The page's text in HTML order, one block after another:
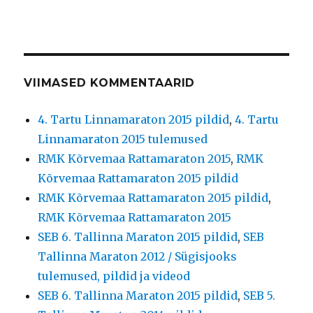
VIIMASED KOMMENTAARID
4. Tartu Linnamaraton 2015 pildid,4. Tartu
Linnamaraton 2015 tulemused
RMK Kõrvemaa Rattamaraton 2015,RMK
Kõrvemaa Rattamaraton 2015 pildid
RMK Kõrvemaa Rattamaraton 2015 pildid,
RMK Kõrvemaa Rattamaraton 2015
SEB 6. Tallinna Maraton 2015 pildid, SEB
Tallinna Maraton 2012 / Sügisjooks
tulemused, pildid ja videod
SEB 6. Tallinna Maraton 2015 pildid, SEB 5.